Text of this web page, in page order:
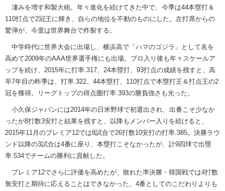
凄みを増す和製大砲。年々進化を続けてきた中で、今季は44本塁打＆
110打点で2冠王に輝き、自らの地位を不動のものにした。左打席からの
驚弾が、今度は世界舞台で炸裂する。
中学時代に世界大会に出場し、横浜高で「ハマのゴジラ」として名を
高めて2009年のAAA世界選手権にも出場。プロ入り後も年々スケールア
ップを続け、2015年に打率.317、24本塁打、93打点の成績を残すと、高
卒7年目の昨季は、打率.322、44本塁打、110打点で本塁打王＆打点王の2
冠を獲得。リーグトップの得点圏打率.393の勝負強さも光った。
小久保ジャパンには2014年の日米野球で初選出され、出番こそ少なか
ったが8打数3安打と結果を残すと、以降もメンバー入りを続けると、
2015年11月のプレミア12では8試合で26打数10安打の打率.385。決勝ラウ
ンド以降の3試合は4番に座り、本塁打こそなかったが、計9四球で出塁
率.534でチームの勝利に貢献した。
プレミア12でさらに評価を高めたが、敗れた準決勝・韓国戦では4打数
無安打と期待に応えることはできなかった。4番としてのこだわりよりも